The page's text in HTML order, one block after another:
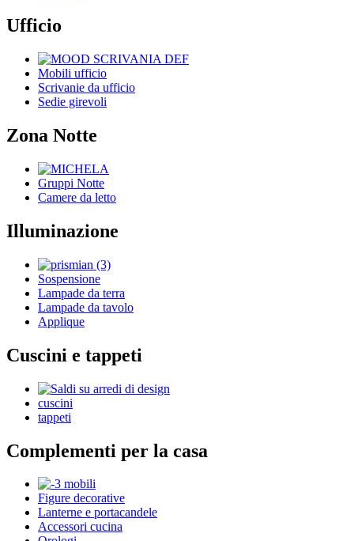
Ufficio
Mobili ufficio
Scrivanie da ufficio
Sedie girevoli
Zona Notte
Gruppi Notte
Camere da letto
Illuminazione
Sospensione
Lampade da terra
Lampade da tavolo
Applique
Cuscini e tappeti
cuscini
tappeti
Complementi per la casa
Figure decorative
Lanterne e portacandele
Accessori cucina